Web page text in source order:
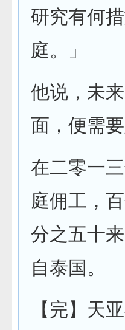
研究有何
庭。」
他说，未
面，便需
在二零一
庭佣工，
分之五十
自泰国。
【完】天